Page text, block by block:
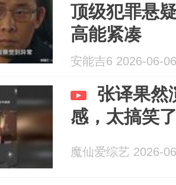
顶级犯罪悬
高能紧凑
安能吉6 2026-06-06
张译果然
感，太搞笑
魔仙爱综艺 2026-